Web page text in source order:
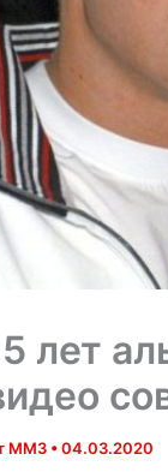
лет
MM3 •04.03.2020